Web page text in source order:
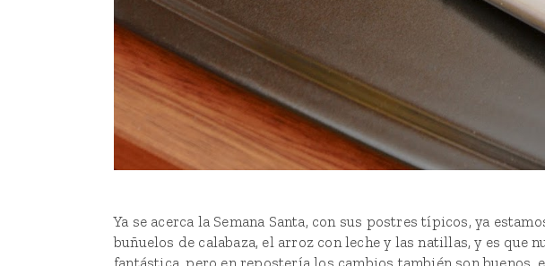
Ya se acerca la Semana Santa, con sus postres típicos, ya
buñuelos de calabaza, el arroz con leche y lasnatillas, y es que